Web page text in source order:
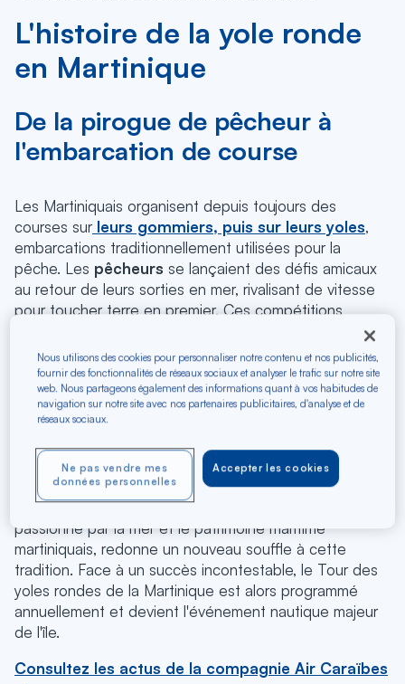
L'histoire de la yole ronde
en Martinique
De la pirogue de pêcheur à
l'embarcation de course
Les Martiniquais organisent depuis toujours des
courses surleurs gommiers, puis sur leurs yoles,
embarcations traditionnellement utilisées pour la
pêche. Les pêcheurs se lançaient des défis amicaux
au retour de leurs sorties en mer, rivalisant de vitesse
pour toucher terre en premier. Ces compétitions
,
sont devenues de véritables rendez-vous populaires.
C'est en 1966 que le premier tour de l'île est réalisé,
une aventure audacieuse pour l'époque. Quatre yoles
prennent alors le départ et bouclent le tour de la
Martinique en cinq étapes. Mais jugé trop dangereux,
l'événement n'est pas reconduit au-delà de 1968.
Il faudra attendre 1984 pour que
passionné par la mer et le patrimoine maritime
martiniquais, redonne un nouveau souffle à cette
tradition. Face à un succès incontestable, le Tour des
yoles rondes de la Martinique est alors programmé
annuellement et devient l'événement nautique majeur
de l'île.
Consultez les actus de la compagnie Air Caraïbes
Nous utilisons des cookies pour personnaliser notre contenu et nos publicités,
fournir des fonctionnalités de réseaux sociaux et analyser le trafic sur notre site
web. Nous partageons également des informations quant à vos habitudes de
navigation sur notre site avec nos partenaires publicitaires, d'analyse et de
réseaux sociaux.
Accepter les cookies
Ne pas vendre mes
données personnelles